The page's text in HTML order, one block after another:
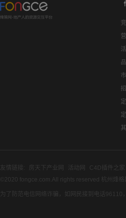
友情链接: 房天下产业网 活动网 C4D插件之家
©2020 fongce.com.All rights reserved 杭州烽格
为了防范电信网络诈骗，如网民接到电话96110